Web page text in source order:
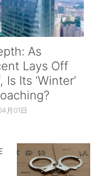
As
Lays Off
Is Its ‘Winter’
月01日